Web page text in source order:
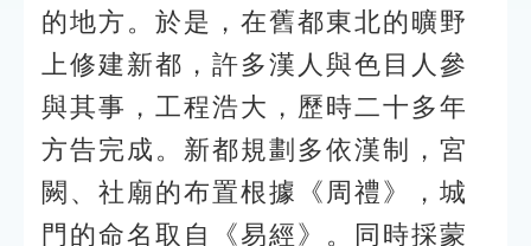
的地方。於是，在舊都東北的曠野
上修建新都，許多漢人與色目人參
與其事，工程浩大，歷時二十多年
方告完成。新都規劃多依漢制，宮
闕、社廟的布置根據《周禮》，城
門的命名取自《易經》。同時採蒙